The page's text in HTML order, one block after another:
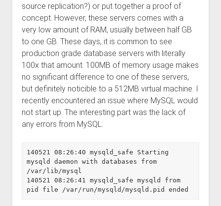
source replication?) or put together a proof of
concept. However, these servers comes with a
very low amount of RAM, usually between half GB
to one GB. These days, it is common to see
production grade database servers with literally
100x that amount. 100MB of memory usage makes
no significant difference to one of these servers,
but definitely noticible to a 512MB virtual machine. I
recently encountered an issue where MySQL would
not start up. The interesting part was the lack of
any errors from MySQL:
140521 08:26:40 mysqld_safe Starting
mysqld daemon with databases from
/var/lib/mysql
140521 08:26:41 mysqld_safe mysqld from